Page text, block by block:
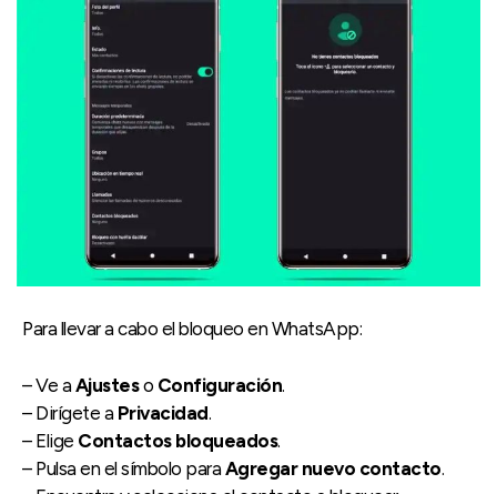
Para llevar a cabo el bloqueo en WhatsApp:
– Ve aAjusteso Configuración.
– Dirígete a Privacidad.
– Elige Contactos bloqueados.
– Pulsa en el símbolo paraAgregar nuevo contacto.